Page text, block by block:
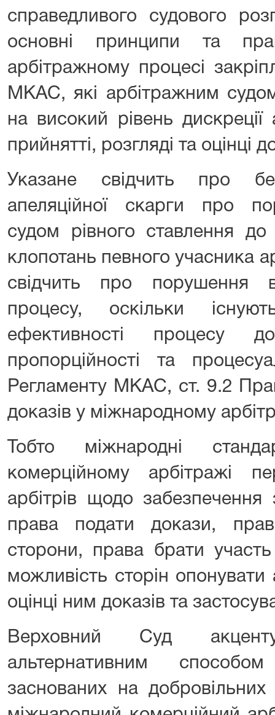
справедливого судового
основні принципи та
арбітражному процесі
МКАС, які арбітражним
на високий рівень
прийнятті, розгляді та оцінці
Указане свідчить про
апеляційної скарги про
судом рівного ставлення до
клопотань певного учасника
свідчить про порушення
процесу, оскільки
ефективності процесу
пропорційності та
Регламенту МКАС, ст. 9.2
доказів у міжнародному
Тобто міжнародні
комерційному арбітражі
арбітрів щодо забезпечення
права подати докази,
сторони, права брати
можливість сторін
оцінці ним доказів та
Верховний Суд
альтернативним
заснованих на добровільних